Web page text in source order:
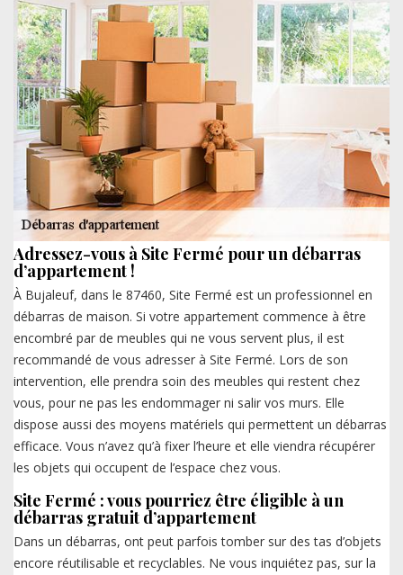
Adressez-vous à Site Fermé pour un débarras
d’appartement !
À Bujaleuf, dans le 87460, Site Fermé est un professionnel en
débarras de maison. Si votre appartement commence à être
encombré par de meubles qui ne vous servent plus, il est
recommandé de vous adresser à Site Fermé. Lors de son
intervention, elle prendra soin des meubles qui restent chez
vous, pour ne pas les endommager ni salir vos murs. Elle
dispose aussi des moyens matériels qui permettent un débarras
efficace. Vous n’avez qu’à fixer l’heure et elle viendra récupérer
les objets qui occupent de l’espace chez vous.
Site Fermé : vous pourriez être éligible à un
débarras gratuit d’appartement
Dans un débarras, ont peut parfois tomber sur des tas d’objets
encore réutilisable et recyclables. Ne vous inquiétez pas, sur la